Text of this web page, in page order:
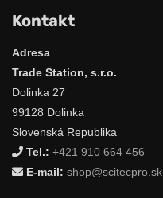
Kontakt
Adresa
Trade Station, s.r.o.
Dolinka 27
99128 Dolinka
Slovenská Republika
Tel.: +421 910 664 456
E-mail: shop@scitecpro.sk